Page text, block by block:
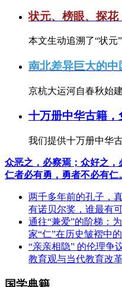
状元、榜眼、探花
本文生动追溯了“状元
南北差异巨大的中
京杭大运河自春秋始
十万册中华古籍
我们提供十万册中华
众恶之，必察焉；众好之，
仁者必有勇，勇者不必有仁
两千多年前的孔子，
有诺贝尔奖，谁最有
通往“兼爱”的阶梯：
家“仁”在历史皱褶中
“亲亲相隐” 的伦理争
教育观与当代教育改
国学典籍